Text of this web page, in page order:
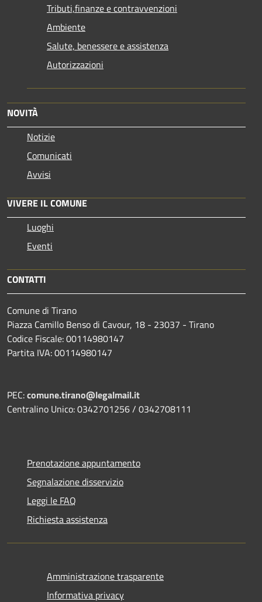
Tributi,finanze e contravvenzioni
Ambiente
Salute, benessere e assistenza
Autorizzazioni
NOVITÀ
Notizie
Comunicati
Avvisi
VIVERE IL COMUNE
Luoghi
Eventi
CONTATTI
Comune di Tirano
Piazza Camillo Benso di Cavour, 18 - 23037 - Tirano
Codice Fiscale: 00114980147
Partita IVA: 00114980147
PEC:comune.tirano@legalmail.it
Centralino Unico: 0342701256 / 0342708111
Prenotazione appuntamento
Segnalazione disservizio
Leggi le FAQ
Richiesta assistenza
Amministrazione trasparente
Informativa privacy